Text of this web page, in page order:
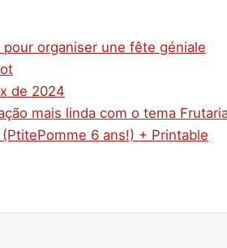
organiser une fête géniale
de 2024
mais linda com o tema
6 ans!) + Printable